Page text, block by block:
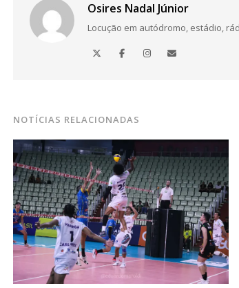
Osires Nadal Júnior
Locução em autódromo, estádio,
NOTÍCIAS RELACIONADAS